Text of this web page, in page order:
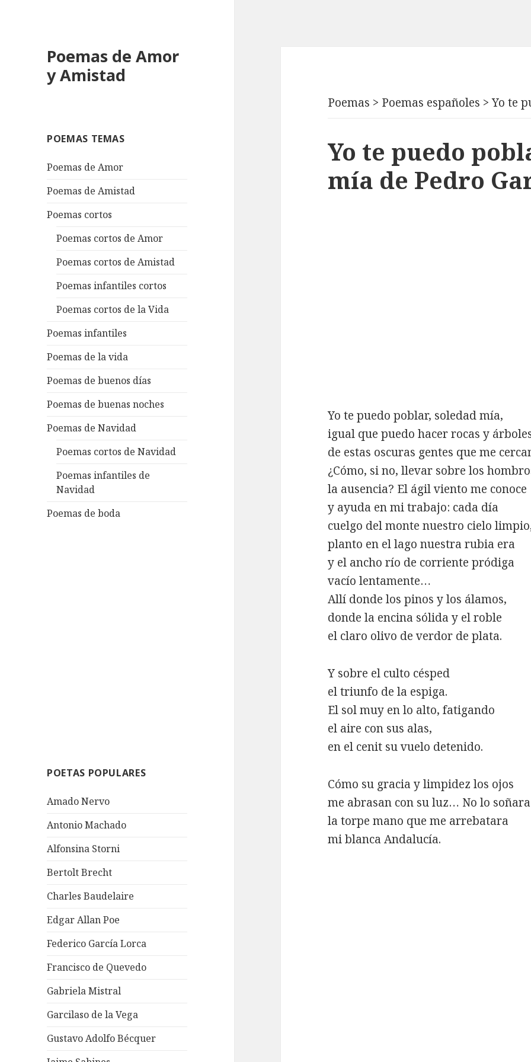
Poemas de Amor
y Amistad
POEMAS TEMAS
Poemas de Amor
Poemas de Amistad
Poemas cortos
Poemas cortos de Amor
Poemas cortos de Amistad
Poemas infantiles cortos
Poemas cortos de la Vida
Poemas infantiles
Poemas de la vida
Poemas de buenos días
Poemas de buenas noches
Poemas de Navidad
Poemas cortos de Navidad
Poemas infantiles de
Navidad
Poemas de boda
POETAS POPULARES
Amado Nervo
Antonio Machado
Alfonsina Storni
Bertolt Brecht
Charles Baudelaire
Edgar Allan Poe
Federico García Lorca
Francisco de Quevedo
Gabriela Mistral
Garcilaso de la Vega
Gustavo Adolfo Bécquer
Poemas > Poemas españoles >Yo te
Yo te puedo
mía de Pedro
Yo te puedo poblar, soledad mía,
igual que puedo hacer rocas y
de estas oscuras gentes que me
¿Cómo, si no, llevar sobre los
la ausencia? El ágil viento me conoce
y ayuda en mi trabajo: cada día
cuelgo del monte nuestro cielo
planto en el lago nuestra rubia era
y el ancho río de corriente pródiga
vacío lentamente…
Allí donde los pinos y los álamos,
donde la encina sólida y el roble
el claro olivo de verdor de plata.
Y sobre el culto césped
el triunfo de la espiga.
El sol muy en lo alto, fatigando
el aire con sus alas,
en el cenit su vuelo detenido.
Cómo su gracia y limpidez los ojos
me abrasan con su luz… No lo soñara
la torpe mano que me arrebatara
mi blanca Andalucía.